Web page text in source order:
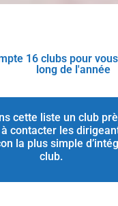
16 clubs pour
long de l'année
cette liste un club
à contacter les
la plus simple
club.